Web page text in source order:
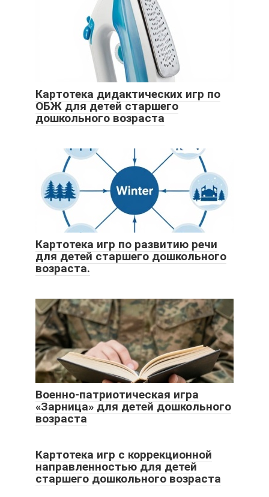
Картотека дидактических игр по
ОБЖ для детей старшего
дошкольного возраста
Картотека игр по развитию речи
для детей старшего дошкольного
возраста.
Военно-патриотическая игра
«Зарница» для детей дошкольного
возраста
Картотека игр с коррекционной
направленностью для детей
старшего дошкольного возраста